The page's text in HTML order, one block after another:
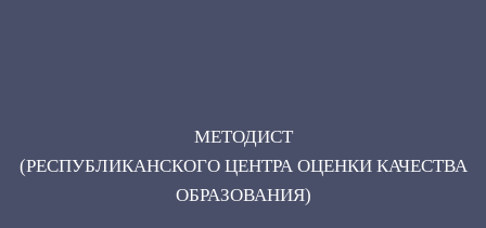
МЕТОДИСТ
(РЕСПУБЛИКАНСКОГО ЦЕНТРА ОЦЕНКИ КАЧЕСТВА
ОБРАЗОВАНИЯ)